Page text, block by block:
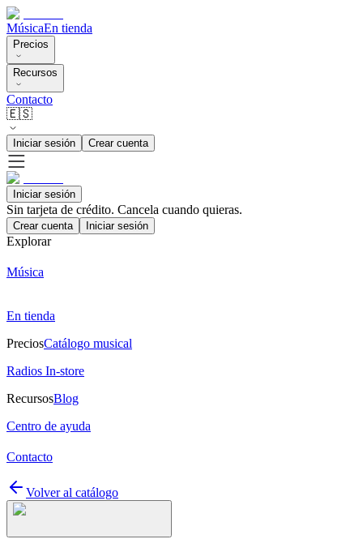
MúsicaEn tienda
Precios
Recursos
Contacto
🇪🇸
Iniciar sesión Crear cuenta
Iniciar sesión
Sin tarjeta de crédito. Cancela cuando quieras.
Crear cuenta Iniciar sesión
Explorar
Música
En tienda
PreciosCatálogo musical
Radios In-store
RecursosBlog
Centro de ayuda
Contacto
Volver al catálogo